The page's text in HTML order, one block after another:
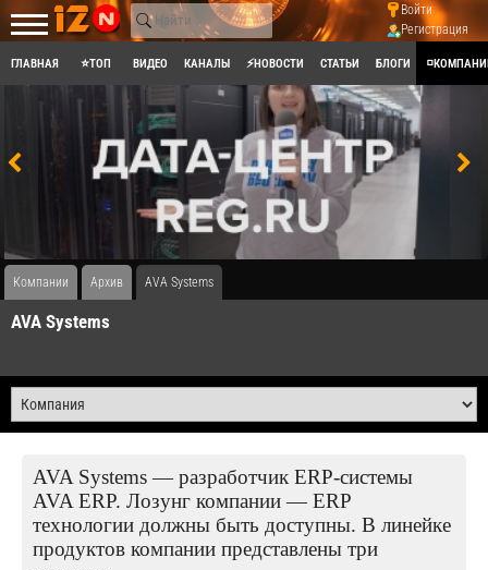
Войти
Регистрация
ГЛАВНАЯ ⭐ТОП ВИДЕО КАНАЛЫ ⚡НОВОСТИ СТАТЬИ БЛОГИ
Компании Архив AVA Systems
AVA Systems
AVA Systems — разработчик ERP-системы
AVA ERP. Лозунг компании — ERP
технологии должны быть доступны. В линейке
продуктов компании представлены три